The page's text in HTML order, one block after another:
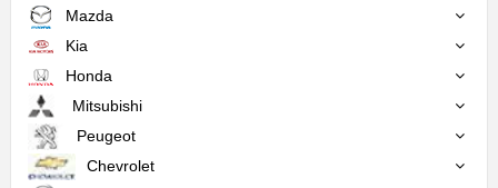
Mazda
Kia
Honda
Mitsubishi
Peugeot
Chevrolet